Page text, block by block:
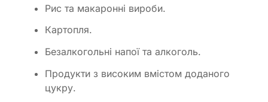
Рис та макаронні вироби.
Картопля.
Безалкогольні напої та алкоголь.
Продукти з високим вмістом доданого
цукру.